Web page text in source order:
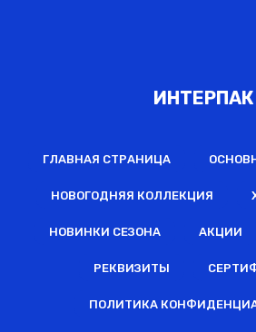
ИНТЕРПАК
ГЛАВНАЯ СТРАНИЦА
НОВОГОДНЯЯ КОЛЛЕКЦИЯ
НОВИНКИ СЕЗОНА АКЦИИ
РЕКВИЗИТЫ
ПОЛИТИКА